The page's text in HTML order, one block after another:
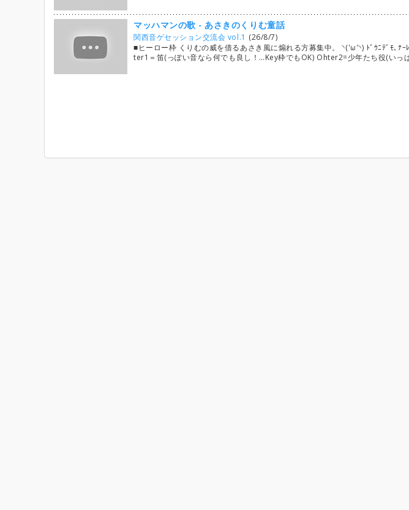
マッハマンの歌 - あさきのくりむ童話
関西音ゲセッション交流会 vol.1 (26/8/7)
■ヒーロー枠 くりむの威を借るあさき風に煽れる方募集中。 ◝('ω'◝) ﾄﾞｳﾆﾃﾞﾓ､ﾅ
ter1＝笛(っぽい音なら何でも良し！…Key枠でもOK) Ohter2=少年たち役(いっ